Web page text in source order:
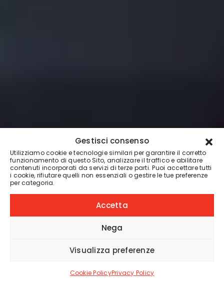
Gestisci consenso
Utilizziamo cookie e tecnologie similari per garantire il corretto
funzionamento di questo Sito, analizzare il traffico e abilitare
contenuti incorporati da servizi di terze parti. Puoi accettare tutti
i cookie, rifiutare quelli non essenziali o gestire le tue preferenze
per categoria.
Accetta
Nega
Visualizza preferenze
Cookie PolicyPrivacy Policy
Matteo Piergiovanni,
mettersi in gioco col
Realistico-Pittorico